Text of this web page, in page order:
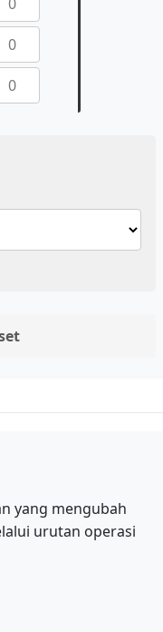
yang mengubah
urutan operasi